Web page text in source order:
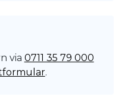
via 0711 35 79 000
.